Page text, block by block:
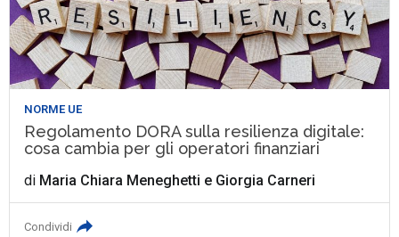
NORME UE
Regolamento DORA sulla resilienza digitale:
cosa cambia per gli operatori finanziari
di Maria Chiara Meneghetti e Giorgia Carneri
Condividi